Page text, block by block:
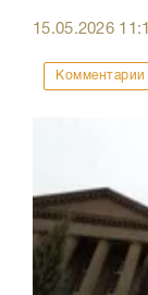
15.05.2026
Комментарии